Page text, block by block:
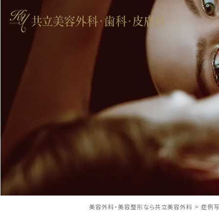
美容外科・美容整形なら共立美容外科 > 症例